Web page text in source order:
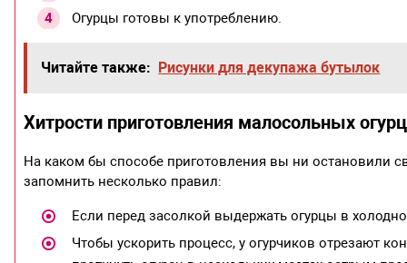
Огурцы готовы к употреблению.
Читайте также: Рисунки для декупажа бутылок
Хитрости приготовления малосольных
На каком бы способе приготовления вы ни остановили
запомнить несколько правил:
Если перед засолкой выдержать огурцы в
Чтобы ускорить процесс, у огурчиков отрезают